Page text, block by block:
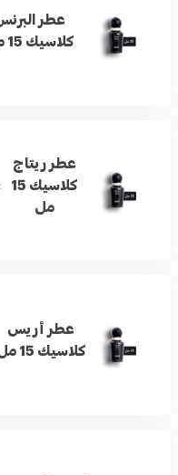
عطر
كلاسيك 15 مل
عطر ريتاج
كلاسيك 15
مل
عطر أريس
كلاسيك 15 مل